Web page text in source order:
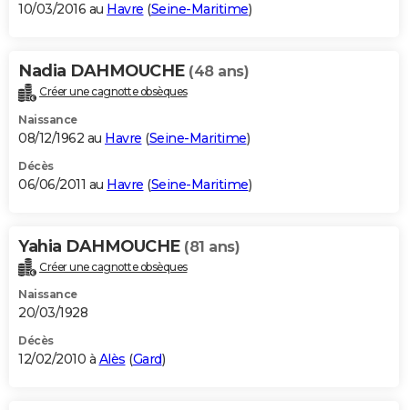
10/03/2016 au Havre (Seine-Maritime)
Nadia DAHMOUCHE (48 ans)
Créer une cagnotte obsèques
Naissance
08/12/1962 au Havre (Seine-Maritime)
Décès
06/06/2011 au Havre (Seine-Maritime)
Yahia DAHMOUCHE (81 ans)
Créer une cagnotte obsèques
Naissance
20/03/1928
Décès
12/02/2010 à Alès (Gard)